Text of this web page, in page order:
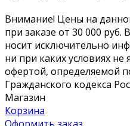
Внимание! Цены на
при заказе от 30 000 руб.
носит исключительно
ни при каких условиях не
офертой, определяемой
Гражданского кодекса
Магазин
Корзина